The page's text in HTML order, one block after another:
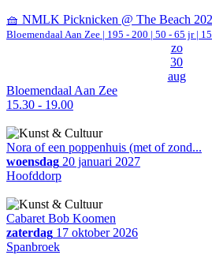
🧺 NMLK Picknicken @ The Beach
Bloemendaal Aan Zee | 195 - 200 | 50 - 65 jr |
zo
30
aug
Bloemendaal Aan Zee
15.30 - 19.00
Nora of een poppenhuis (met of zond...
woensdag 20 januari 2027
Hoofddorp
Cabaret Bob Koomen
zaterdag 17 oktober 2026
Spanbroek